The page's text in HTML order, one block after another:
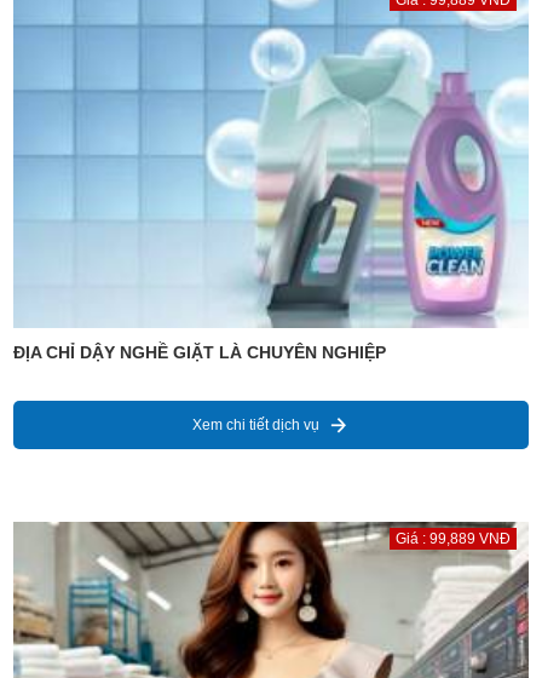
ĐỊA CHỈ DẬY NGHỀ GIẶT LÀ CHUYÊN NGHIỆP
Xem chi tiết dịch vụ
Giá : 99,889 VNĐ